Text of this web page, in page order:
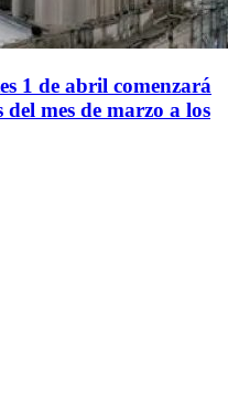
1 de abril comenzará
mes de marzo a los